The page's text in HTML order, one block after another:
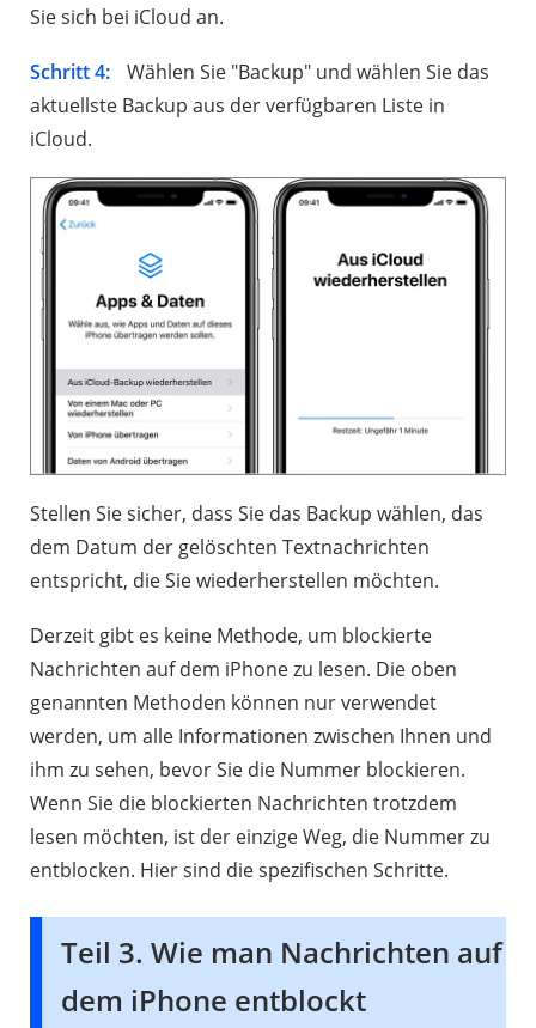
Sie sich bei iCloud an.
Schritt 4:
Wählen Sie "Backup" und wählen Sie das
aktuellste Backup aus der verfügbaren Liste in
iCloud.
Stellen Sie sicher, dass Sie das Backup wählen, das
dem Datum der gelöschten Textnachrichten
entspricht, die Sie wiederherstellen möchten.
Derzeit gibt es keine Methode, um blockierte
Nachrichten auf dem iPhone zu lesen. Die oben
genannten Methoden können nur verwendet
werden, um alle Informationen zwischen Ihnen und
ihm zu sehen, bevor Sie die Nummer blockieren.
Wenn Sie die blockierten Nachrichten trotzdem
lesen möchten, ist der einzige Weg, die Nummer zu
entblocken. Hier sind die spezifischen Schritte.
Teil 3. Wie man Nachrichten auf
dem iPhone entblockt